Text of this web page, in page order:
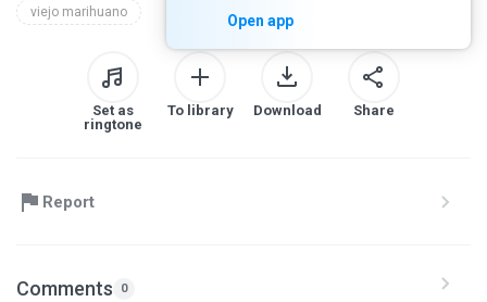
Open app
viejo marihuano
Set as
ringtone
To library Download Share
Report
Comments 0